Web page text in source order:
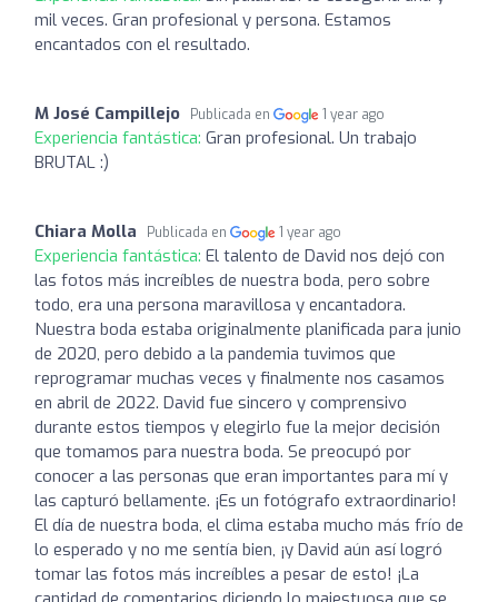
mil veces. Gran profesional y persona. Estamos
encantados con el resultado.
M José Campillejo Publicada en 1 year ago
Experiencia fantástica: Gran profesional. Un trabajo
BRUTAL :)
Chiara Molla Publicada en 1 year ago
Experiencia fantástica: El talento de David nos dejó con
las fotos más increíbles de nuestra boda, pero sobre
todo, era una persona maravillosa y encantadora.
Nuestra boda estaba originalmente planificada para junio
de 2020, pero debido a la pandemia tuvimos que
reprogramar muchas veces y finalmente nos casamos
en abril de 2022. David fue sincero y comprensivo
durante estos tiempos y elegirlo fue la mejor decisión
que tomamos para nuestra boda. Se preocupó por
conocer a las personas que eran importantes para mí y
las capturó bellamente. ¡Es un fotógrafo extraordinario!
El día de nuestra boda, el clima estaba mucho más frío de
lo esperado y no me sentía bien, ¡y David aún así logró
tomar las fotos más increíbles a pesar de esto! ¡La